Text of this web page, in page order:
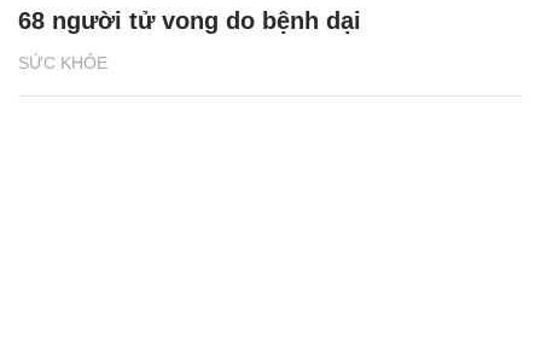
SỨC KHỎE
68 người tử vong do bệnh dại